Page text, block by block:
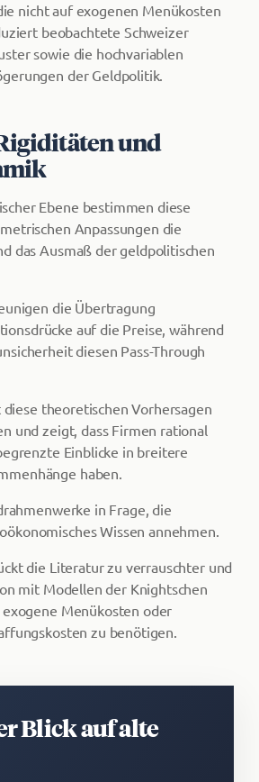
nicht auf exogenen Menükosten
beobachtete Schweizer
sowie die hochvariablen
der Geldpolitik.
und
Ebene bestimmen diese
Anpassungen die
das Ausmaß der geldpolitischen
die Übertragung
auf die Preise, während
diesen Pass-Through
theoretischen Vorhersagen
und zeigt, dass Firmen rational
Einblicke in breitere
haben.
in Frage, die
Wissen annehmen.
die Literatur zu verrauschter und
mit Modellen der Knightschen
Menükosten oder
zu benötigen.
Blick auf alte